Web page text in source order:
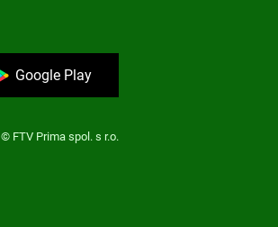
Google Play
© FTV Prima spol. s r.o.